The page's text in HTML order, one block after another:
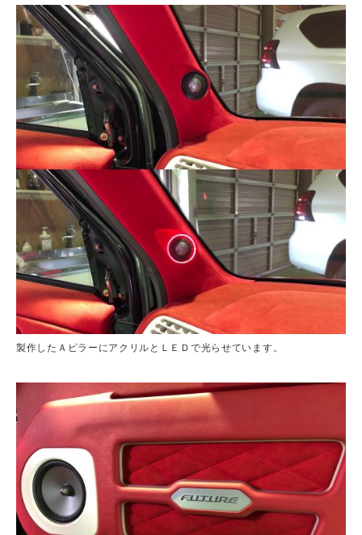
製作したＡピラーにアクリルとＬＥＤで光らせています。